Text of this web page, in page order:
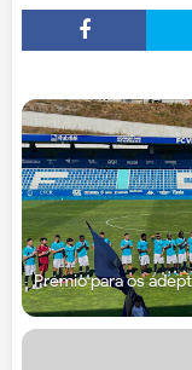
Prémio para os